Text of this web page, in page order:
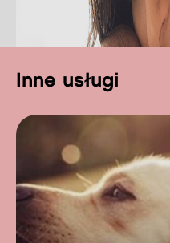
Inne usługi